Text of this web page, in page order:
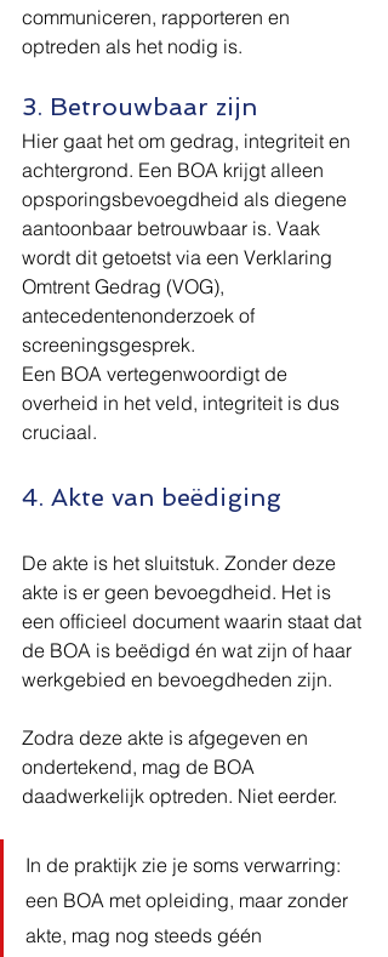
communiceren, rapporteren en
optreden als het nodig is.
3. Betrouwbaar zijn
Hier gaat het om gedrag, integriteit en
achtergrond. Een BOA krijgt alleen
opsporingsbevoegdheid als diegene
aantoonbaar betrouwbaar is. Vaak
wordt dit getoetst via een Verklaring
Omtrent Gedrag (VOG),
antecedentenonderzoek of
screeningsgesprek.
Een BOA vertegenwoordigt de
overheid in het veld, integriteit is dus
cruciaal.
4. Akte van beëdiging
De akte is het sluitstuk. Zonder deze
akte is er geen bevoegdheid. Het is
een officieel document waarin staat dat
de BOA is beëdigd én wat zijn of haar
werkgebied en bevoegdheden zijn.
Zodra deze akte is afgegeven en
ondertekend, mag de BOA
daadwerkelijk optreden. Niet eerder.
In de praktijk zie je soms verwarring:
een BOA met opleiding, maar zonder
akte, mag nog steeds géén